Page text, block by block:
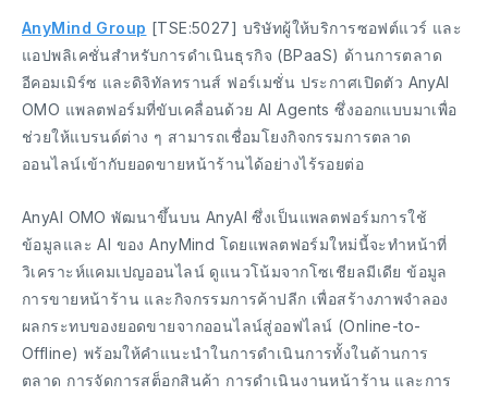
AnyMind Group [TSE:5027] บริษัทผู้ให้บริการซอฟต์แวร์ และ
แอปพลิเคชั่นสำหรับการดำเนินธุรกิจ (BPaaS) ด้านการตลาด
อีคอมเมิร์ซ และดิจิทัลทรานส์ ฟอร์เมชั่น ประกาศเปิดตัว AnyAI
OMO แพลตฟอร์มที่ขับเคลื่อนด้วย AI Agents ซึ่งออกแบบมาเพื่อ
ช่วยให้แบรนด์ต่าง ๆ สามารถเชื่อมโยงกิจกรรมการตลาด
ออนไลน์เข้ากับยอดขายหน้าร้านได้อย่างไร้รอยต่อ
AnyAI OMO พัฒนาขึ้นบน AnyAI ซึ่งเป็นแพลตฟอร์มการใช้
ข้อมูลและ AI ของ AnyMind โดยแพลตฟอร์มใหม่นี้จะทำหน้าที่
วิเคราะห์แคมเปญออนไลน์ ดูแนวโน้มจากโซเชียลมีเดีย ข้อมูล
การขายหน้าร้าน และกิจกรรมการค้าปลีก เพื่อสร้างภาพจำลอง
ผลกระทบของยอดขายจากออนไลน์สู่ออฟไลน์ (Online-to-
Offline) พร้อมให้คำแนะนำในการดำเนินการทั้งในด้านการ
ตลาด การจัดการสต็อกสินค้า การดำเนินงานหน้าร้าน และการ